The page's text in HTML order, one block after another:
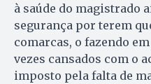
à saúde do magistrado
segurança por terem
comarcas, o fazendo
vezes cansados com o
imposto pela falta de